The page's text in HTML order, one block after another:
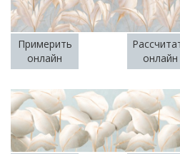
Примерить
онлайн
онлайн